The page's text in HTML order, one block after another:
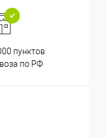
пунктов
по РФ